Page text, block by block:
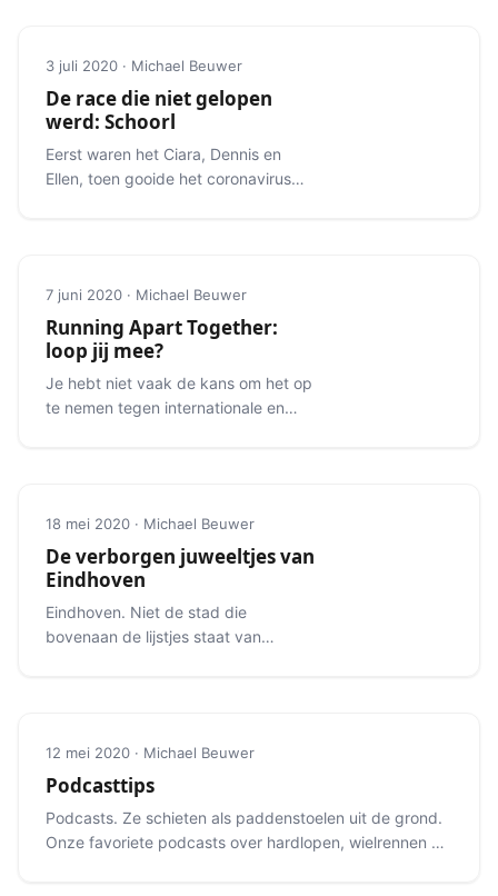
3 juli 2020 · Michael Beuwer
De race die niet gelopen
werd: Schoorl
Eerst waren het Ciara, Dennis en
Ellen, toen gooide het coronavirus
7 juni 2020 · Michael Beuwer
Running Apart Together:
loop jij mee?
Je hebt niet vaak de kans om het op
te nemen tegen internationale en
18 mei 2020 · Michael Beuwer
De verborgen juweeltjes van
Eindhoven
Eindhoven. Niet de stad die
bovenaan de lijstjes staat van
12 mei 2020 · Michael Beuwer
Podcasttips
Podcasts. Ze schieten als paddenstoelen uit de grond.
Onze favoriete podcasts over hardlopen, wielrennen en